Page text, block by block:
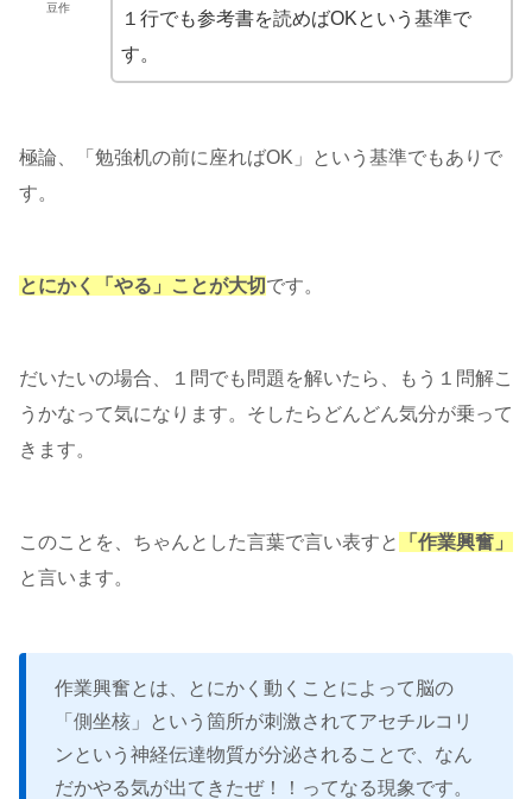
豆作
１行でも参考書を読めばOKという基準で
す。
極論、「勉強机の前に座ればOK」という基準でもありで
す。
とにかく「やる」ことが大切 です。
だいたいの場合、１問でも問題を解いたら、もう１問解こ
うかなって気になります。そしたらどんどん気分が乗って
きます。
このことを、ちゃんとした言葉で言い表すと
「作業興奮」
と言います。
作業興奮とは、とにかく動くことによって脳の
「側坐核」という箇所が刺激されてアセチルコリ
ンという神経伝達物質が分泌されることで、なん
だかやる気が出てきたぜ！！ってなる現象です。